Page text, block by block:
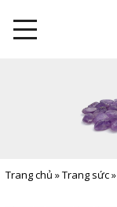
Trang chủ »Trang sức»